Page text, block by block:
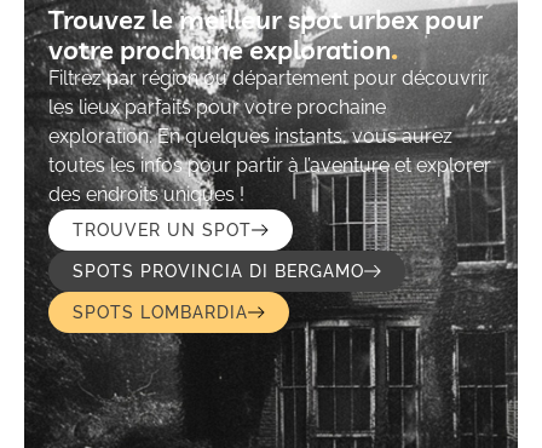
Trouvez le meilleur spot urbex pour
votre prochaine exploration​
Filtrez par région ou département pour découvrir
les lieux parfaits pour votre prochaine
exploration. En quelques instants, vous aurez
toutes les infos pour partir à l’aventure et explorer
des endroits uniques !
TROUVER UN SPOT
SPOTS PROVINCIA DI BERGAMO
SPOTS LOMBARDIA